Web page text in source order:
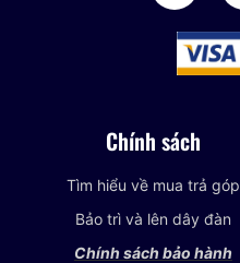
Chính sách
Tìm hiểu về mua trả góp
Bảo trì và lên dây đàn
Chính sách bảo hành